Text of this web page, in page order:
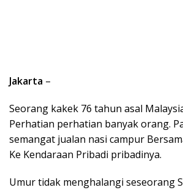
Jakarta –
Seorang kakek 76 tahun asal
Perhatian perhatian banyak orang.
semangat jualan nasi campur
Ke Kendaraan Pribadi pribadinya.
Umur tidak menghalangi seseorang